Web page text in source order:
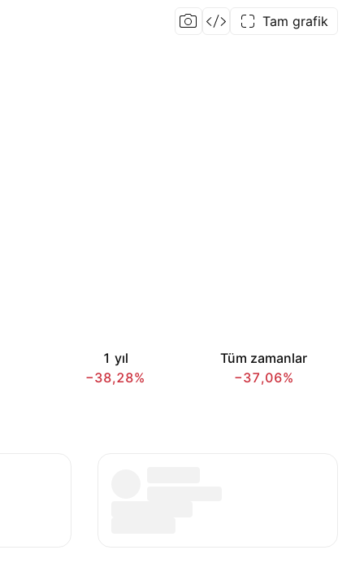
Tam grafik
1 yıl
−38,28%
Tüm zamanlar
−37,06%